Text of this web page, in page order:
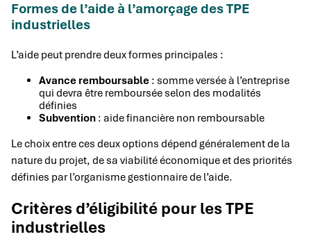
Formes de l’aide à l’amorçage des TPE
industrielles
L’aide peut prendre deux formes principales :
Avance remboursable : somme versée à l’entreprise
qui devra être remboursée selon des modalités
définies
Subvention : aide financière non remboursable
Le choix entre ces deux options dépend généralement de la
nature du projet, de sa viabilité économique et des priorités
définies par l’organisme gestionnaire de l’aide.
Critères d’éligibilité pour les TPE
industrielles